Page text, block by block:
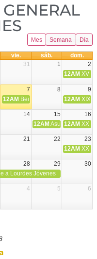
Mes Semana Día
vie. sáb.
dom.
31 1
2
12AM XVIII
7 8
9
del Señor
12AM Beatos Cruz Laplana,
12AM XIX
14 15
16
12AM Asunción de la
12AM XX
21 22
23
Priego. 12AM XXI
28 29
30
a Lourdes Jóvenes
4 5 6